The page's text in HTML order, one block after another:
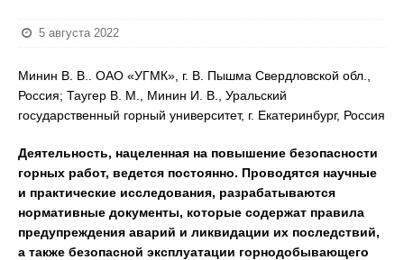
5 августа 2022
Минин В. В.. ОАО «УГМК», г. В. Пышма Свердловской обл.,
Россия; Таугер В. М., Минин И. В., Уральский
государственный горный университет, г. Екатеринбург, Россия
Деятельность, нацеленная на повышение безопасности
горных работ, ведется постоянно. Проводятся научные
и практические исследования, разрабатываются
нормативные документы, которые содержат правила
предупреждения аварий и ликвидации их последствий,
а также безопасной эксплуатации горнодобывающего